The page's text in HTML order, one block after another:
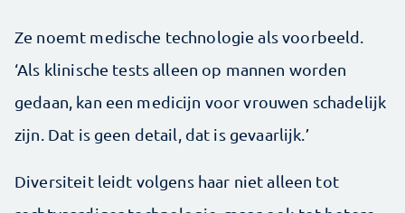
Ze noemt medische technologie als voorbeeld.
‘Als klinische tests alleen op mannen worden
gedaan, kan een medicijn voor vrouwen schadelijk
zijn. Dat is geen detail, dat is gevaarlijk.’
Diversiteit leidt volgens haar niet alleen tot